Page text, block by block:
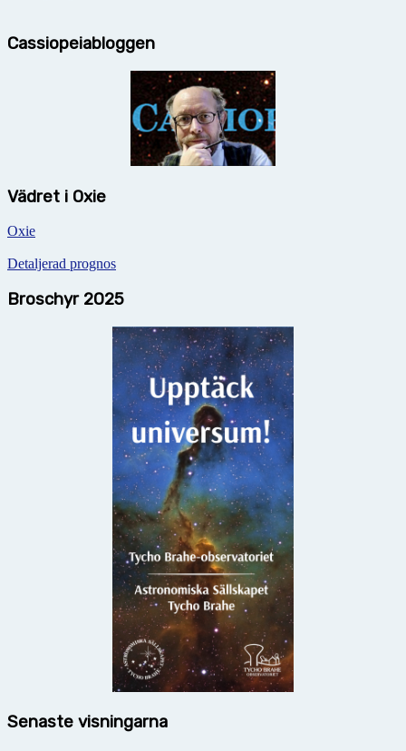
Cassiopeiabloggen
Vädret i Oxie
Oxie
Detaljerad prognos
Broschyr 2025
Senaste visningarna